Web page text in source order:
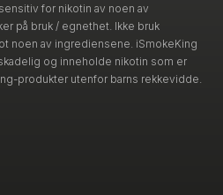
for nikotin av noen av
på bruk / egnethet. Ikke bruk
noen av ingrediensene. iSmokeKing
og inneholde nikotin som er
produkter utenfor barns rekkevidde.